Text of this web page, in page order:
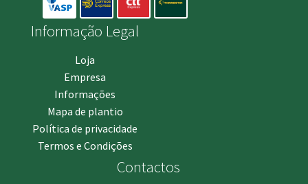
Informação Legal
Loja
Empresa
Informações
Mapa de plantio
Política de privacidade
Termos e Condições
Contactos